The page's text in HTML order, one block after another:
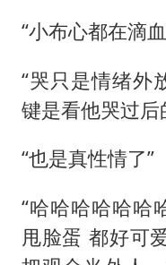
“小布心都在滴
“哭只是情绪外
键是看他哭过后
“也是真性情了”
“哈哈哈哈哈哈
甩脸蛋 都好可